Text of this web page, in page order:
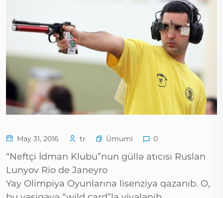
May 31, 2016 tr Ümumi 0
“Neftçi İdman Klubu”nun güllə atıcısı Ruslan
Lunyov Rio de Janeyro
Yay Olimpiya Oyunlarına lisenziya qazanıb. O,